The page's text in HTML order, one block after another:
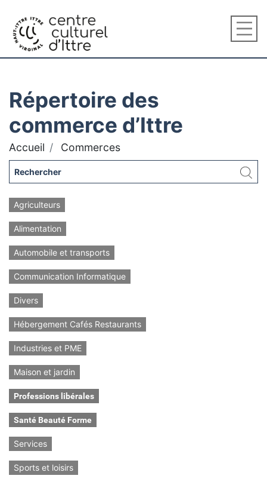
Répertoire des
commerce d’Ittre
Accueil Commerces
Agriculteurs
Alimentation
Automobile et transports
Communication Informatique
Divers
Hébergement Cafés Restaurants
Industries et PME
Maison et jardin
Professions libérales
Santé Beauté Forme
Services
Sports et loisirs